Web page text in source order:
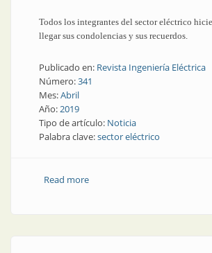
Todos los integrantes del sector eléctrico
llegar sus condolencias y sus recuerdos.
Publicado en: Revista Ingeniería Eléctrica
Número:341
Mes:Abril
Año:2019
Tipo de artículo: Noticia
Palabra clave:sector eléctrico
Read moreabout Suplemento